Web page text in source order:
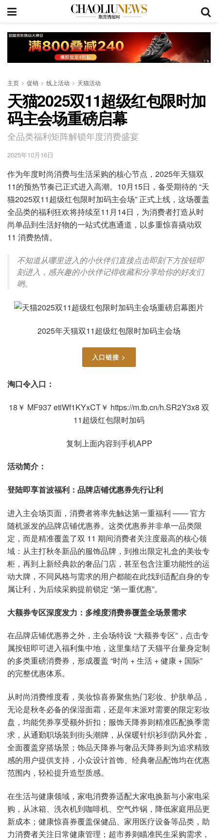
主页 促销 线上活动 天猫活动
天猫2025双11超级红包限时加
码主会场重磅启幕
全品类福利矩阵解锁年度消费盛宴
2025年10月16日
作为年度时尚消费与生活采购的核心节点，2025年天猫双
11的预热节奏已正式进入高潮。10月15日，备受期待的 “天
猫2025双11超级红包限时加码主会场” 正式上线，这场覆盖
全品类的福利狂欢将持续至11月14日，为消费者打造从时
尚单品到生活好物的一站式优惠通道，以多重惊喜撬动双
11 消费热情。
不知道从哪里进入的小伙伴们直接点击即刻下方按钮即
刻进入，感兴趣的小伙伴记得收藏和分享给你的好友们
哟。
2025年天猫双11超级红包限时加码主会场
入口链接 >
淘口令入口：
18￥ MF937 etiWf1KYxCT￥ https://m.tb.cn/h.SR2Y3x8 双
11超级红包限时加码
复制上面内容到手机APP
活动简介：
登陆即享首波福利：品牌店铺优惠券先行让利
进入主会场页面，消费者将率先触达第一重福利 —— 官方
随机派发的品牌店铺优惠券。这类优惠券并非单一品类限
定，而是精准覆盖了双 11 期间消费者关注度最高的核心领
域：从主打秋冬新品的服饰品牌，到推出限定礼盒的美妆专
柜，再到上新经典款的奢品门店，甚至包含注重功能性的运
动大牌，不同风格与需求的用户都能在此找到适配自身的专
属让利，为后续采购提前锁定 “第一重优惠”。
大额券专区深度发力：多维度消费券覆盖全场景需求
在品牌店铺优惠券之外，主会场特设 “大额券专区”，点击专
属按钮即可进入福利集中地，这里集结了天猫平台量身定制
的多类重磅消费券，形成覆盖 “时尚 + 生活 + 健康 + 国际”
的完整优惠体系。
从时尚消费维度看，美妆惊喜券聚焦热门彩妆、护肤单品，
无论是秋冬必备的保湿面霜，还是年末派对需要的限定彩妆
盘，均能凭券享受额外折扣；服饰天降券则精准匹配换季需
求，从通勤职场装到街头潮牌，从保暖针织衫到防风外套，
全面覆盖穿搭场景；饰品天降券与奢品天降券则为追求精致
感的用户提供支持，小众设计首饰、经典奢品配饰均在优惠
范围内，轻松提升造型质感。
在生活与健康领域，家电消费券适配大家电换新与小家电采
购，从冰箱、洗衣机到咖啡机、空气炸锅，降低家庭用品更
新成本；健康惊喜券覆盖保健品、家用医疗设备等品类，助
力消费者关注日常健康管理；超市券则瞄准民生采购需求，